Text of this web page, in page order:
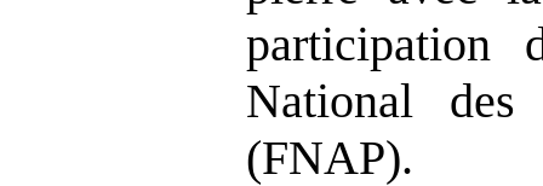
participation
National
(FNAP).